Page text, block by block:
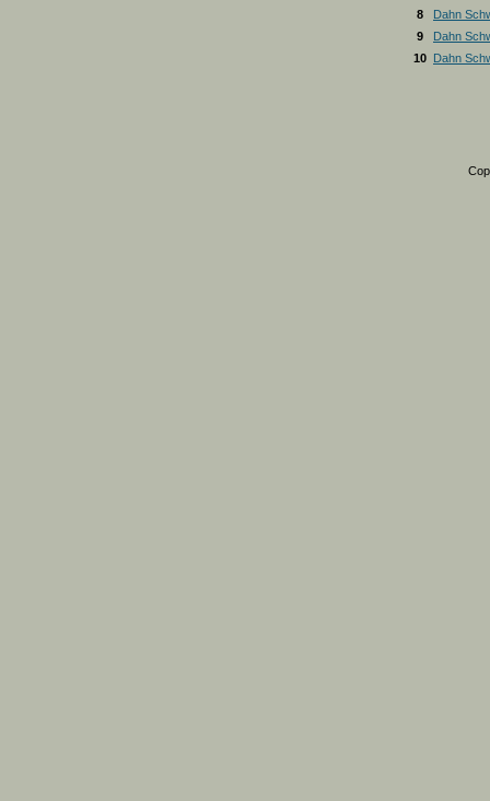
8
Dahn
9
Dahn
10
Dahn